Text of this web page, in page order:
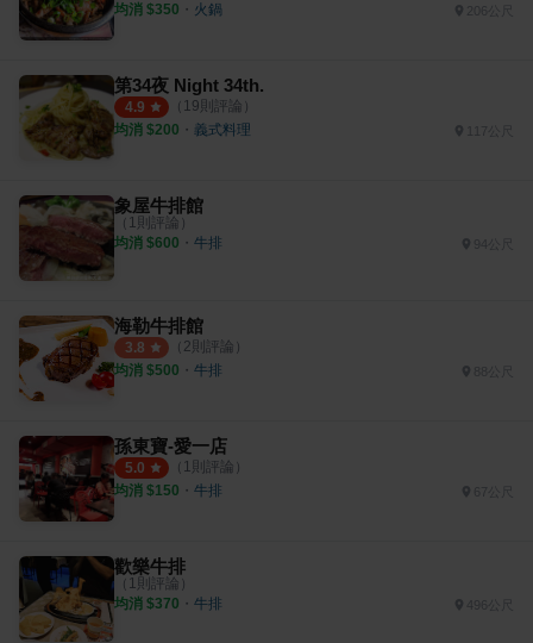
均消 $350 ・ 火鍋
第34夜 Night 34th.
4.9 （ 19則評論）
均消 $200 ・ 義式料理
象屋牛排館
（ 1則評論）
均消 $600 ・ 牛排 94公尺
海勒牛排館
3.8 （ 2則評論）
均消 $500 ・ 牛排
孫東寶-愛一店
5.0 （ 1則評論）
均消 $150 ・ 牛排
歡樂牛排
（ 1則評論）
均消 $370 ・ 牛排 496公尺